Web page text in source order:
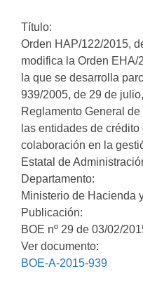
Título:
Orden HAP/122/2015,
modifica la Orden EHA/
la que se desarrolla
939/2005, de 29 de
Reglamento General
las entidades de
colaboración en la
Estatal de
Departamento:
Ministerio de Hacienda
Publicación:
BOE nº 29 de 03/02/
Ver documento:
BOE-A-2015-939